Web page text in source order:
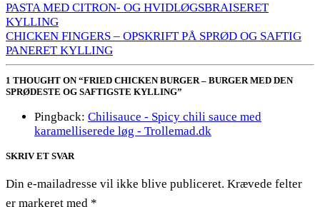
PASTA MED CITRON- OG HVIDLØGSBRAISERET
KYLLING
CHICKEN FINGERS – OPSKRIFT PÅ SPRØD OG SAFTIG
PANERET KYLLING
1 THOUGHT ON “FRIED CHICKEN BURGER – BURGER MED DEN
SPRØDESTE OG SAFTIGSTE KYLLING”
Pingback: Chilisauce - Spicy chili sauce med
karamelliserede løg - Trollemad.dk
SKRIV ET SVAR
Din e-mailadresse vil ikke blive publiceret. Krævede felter
er markeret med *